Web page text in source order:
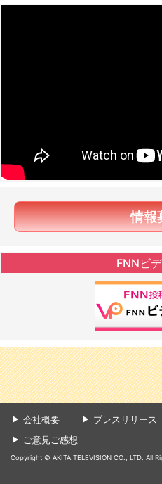
情報
FNNビ
会社概要 プレスリリース
ご意見ご感想
Copyright © AKITA TELEVISION CO., LTD. All